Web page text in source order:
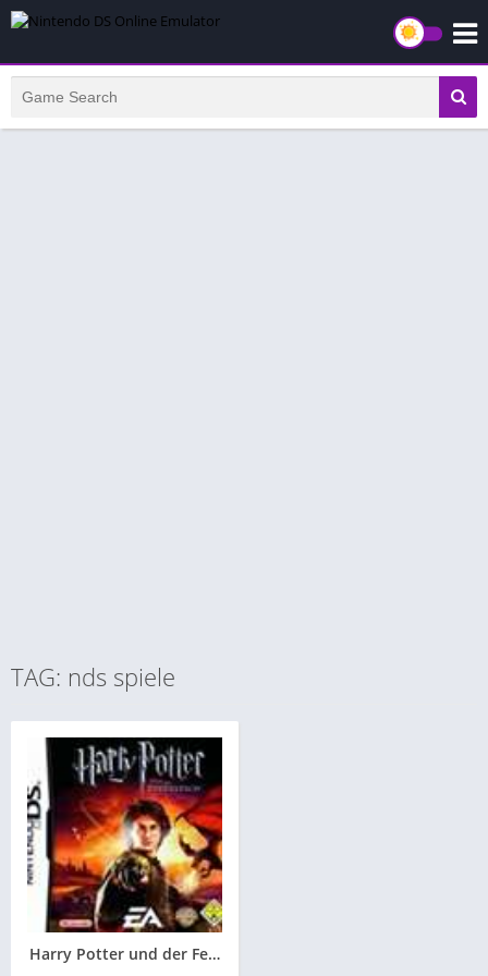
TAG: nds spiele
Harry Potter und der Feuerkelch